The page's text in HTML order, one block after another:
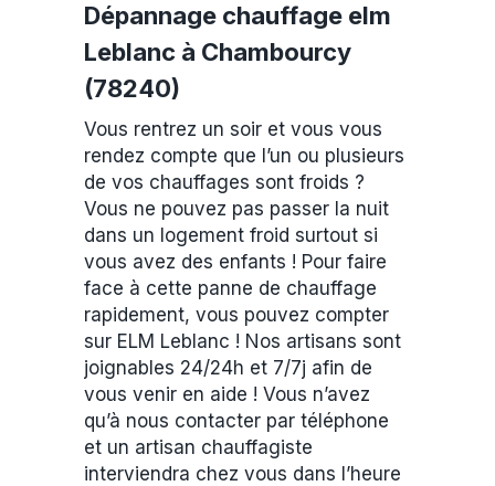
Dépannage chauffage elm
Leblanc à Chambourcy
(78240)
Vous rentrez un soir et vous vous
rendez compte que l’un ou plusieurs
de vos chauffages sont froids ?
Vous ne pouvez pas passer la nuit
dans un logement froid surtout si
vous avez des enfants ! Pour faire
face à cette panne de chauffage
rapidement, vous pouvez compter
sur ELM Leblanc ! Nos artisans sont
joignables 24/24h et 7/7j afin de
vous venir en aide ! Vous n’avez
qu’à nous contacter par téléphone
et un artisan chauffagiste
interviendra chez vous dans l’heure